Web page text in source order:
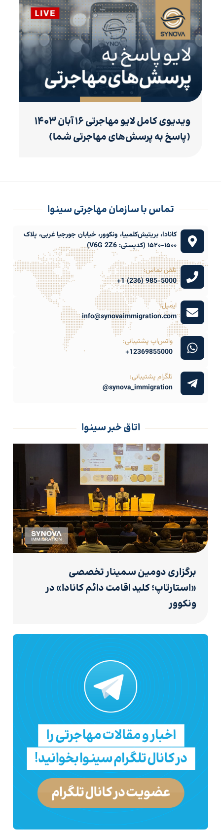
ویدیوی کامل لایو مهاجرتی ۱۶ آبان ۱۴۰۳
(پاسخ به پرسش‌های مهاجرتی شما)
تماس با سازمان مهاجرتی سینوا
کانادا، بریتیش‌کلمبیا، ونکوور، خیابان جورجیا غربی، پلاک
۱۵۰۰-۱۵۲۰ (کدپستی: V6G 2Z6)
تلفن تماس:
985-5000 (236) 1+
ایمیل:
info@synovaimmigration.com
واتس‌اپ پشتیبانی:
12369855000+
تلگرام پشتیبانی:
synova_immigration@
اتاق خبر سینوا
برگزاری دومین سمینار تخصصی
«استارتاپ؛ کلید اقامت دائم کانادا» در
ونکوور